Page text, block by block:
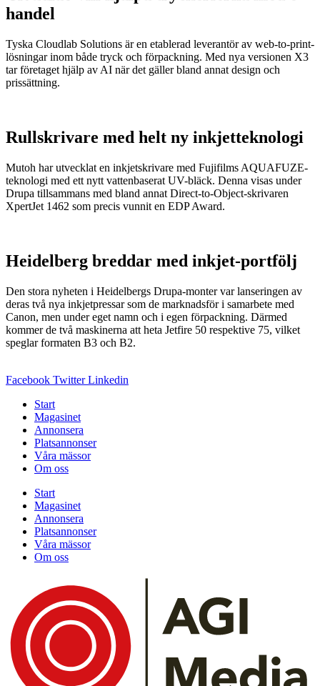
handel
Tyska Cloudlab Solutions är en etablerad leverantör av web-to-print-
lösningar inom både tryck och förpackning. Med nya versionen X3
tar företaget hjälp av AI när det gäller bland annat design och
prissättning.
Rullskrivare med helt ny inkjetteknologi
Mutoh har utvecklat en inkjetskrivare med Fujifilms AQUAFUZE-
teknologi med ett nytt vattenbaserat UV-bläck. Denna visas under
Drupa tillsammans med bland annat Direct-to-Object-skrivaren
XpertJet 1462 som precis vunnit en EDP Award.
Heidelberg breddar med inkjet-portfölj
Den stora nyheten i Heidelbergs Drupa-monter var lanseringen av
deras två nya inkjetpressar som de marknadsför i samarbete med
Canon, men under eget namn och i egen förpackning. Därmed
kommer de två maskinerna att heta Jetfire 50 respektive 75, vilket
speglar formaten B3 och B2.
Facebook Twitter Linkedin
Start
Magasinet
Annonsera
Platsannonser
Våra mässor
Om oss
Start
Magasinet
Annonsera
Platsannonser
Våra mässor
Om oss